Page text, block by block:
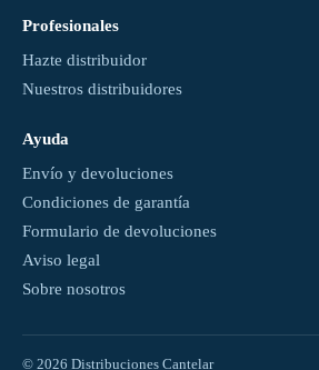
Profesionales
Hazte distribuidor
Nuestros distribuidores
Ayuda
Envío y devoluciones
Condiciones de garantía
Formulario de devoluciones
Aviso legal
Sobre nosotros
© 2026 Distribuciones Cantelar